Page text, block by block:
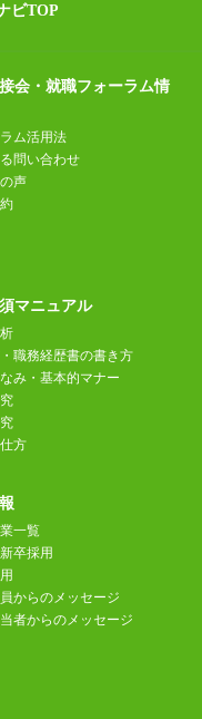
ビTOP
会・就職フォーラム情
ム活用法
問い合わせ
声
マニュアル
職務経歴書の書き方
み・基本的マナー
方
一覧
卒採用
からのメッセージ
者からのメッセージ